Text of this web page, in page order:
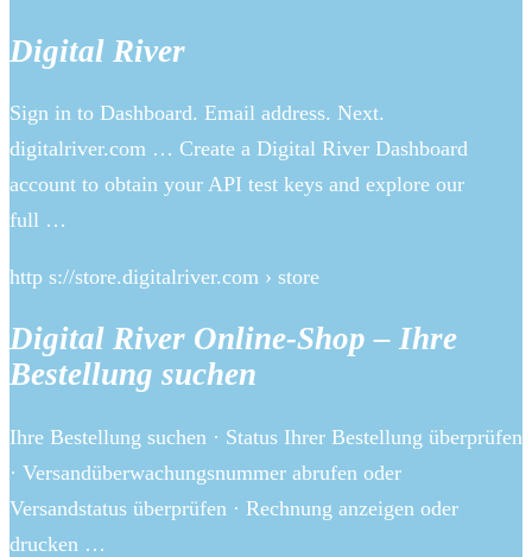
Digital River
Sign in to Dashboard. Email address. Next.
digitalriver.com … Create a Digital River Dashboard
account to obtain your API test keys and explore our
full …
http s://store.digitalriver.com › store
Digital River Online-Shop – Ihre
Bestellung suchen
Ihre Bestellung suchen · Status Ihrer Bestellung überprüfen
· Versandüberwachungsnummer abrufen oder
Versandstatus überprüfen · Rechnung anzeigen oder
drucken …